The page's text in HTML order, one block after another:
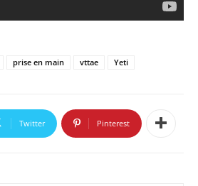
prise en main vttae Yeti
Twitter Pinterest